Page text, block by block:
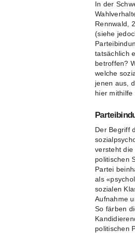
In der
Rennwald,
(siehe
tatsächlich
betroffen?
welche
jenen aus,
hier
Der Begriff
versteht die
politischen
Partei
als
sozialen
Aufnahme
So färben
politischen